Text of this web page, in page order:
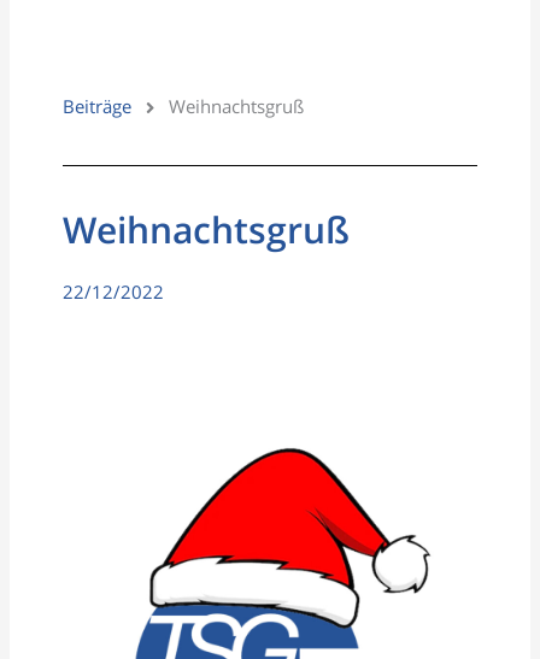
Beiträge Weihnachtsgruß
Weihnachtsgruß
22/12/2022